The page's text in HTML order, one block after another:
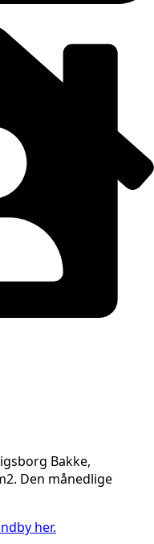
Bakke,
Den månedlige
her.